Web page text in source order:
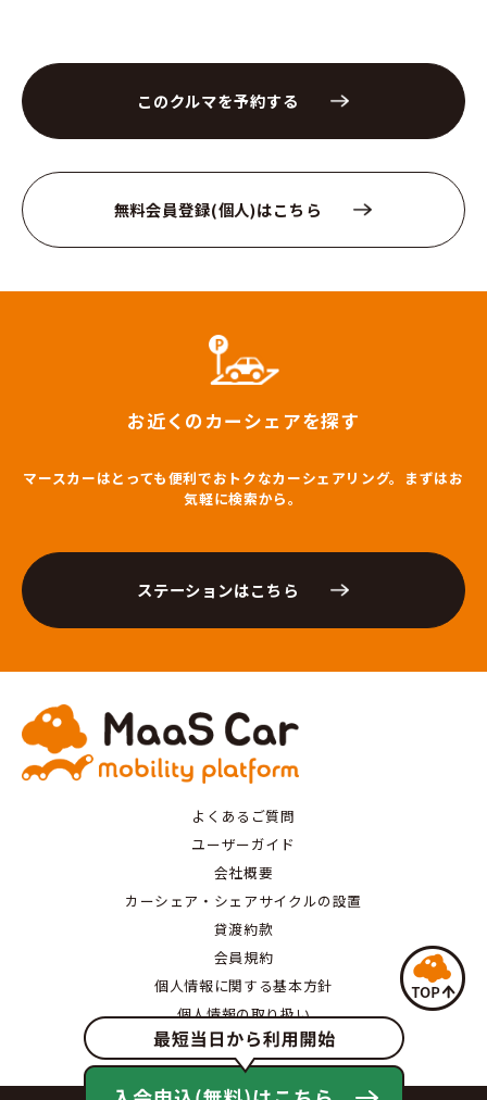
このクルマを予約する
無料会員登録(個人)はこちら
お近くのカーシェアを探す
マースカーはとっても便利でおトクなカーシェアリング。まずはお
気軽に検索から。
ステーションはこちら
よくあるご質問
ユーザーガイド
会社概要
カーシェア・シェアサイクルの設置
貸渡約款
会員規約
個人情報に関する基本方針
個人情報の取り扱い
特定商取引にもとづく表記